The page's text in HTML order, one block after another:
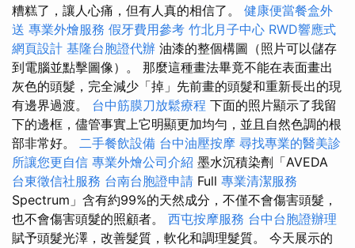
糟糕了，讓人心痛，但有人真的相信了。 健康便當餐盒外
送 專業外燴服務 假牙費用參考 竹北月子中心 RWD響應式
網頁設計 基隆台胞證代辦 油漆的整個構圖（照片可以儲存
到電腦並點擊圖像）。 那麼這種畫法畢竟不能在表面畫出
灰色的頭髮，完全減少「掉」先前畫的頭髮和重新長出的現
有邊界過渡。 台中筋膜刀放鬆療程 下面的照片顯示了我留
下的邊框，儘管事實上它明顯更加均勻，並且自然色調的根
部非常好。 二手餐飲設備 台中油壓按摩 尋找專業的醫美診
所讓您更自信 專業外燴公司介紹 墨水沉積染劑「AVEDA
台東徵信社服務 台南台胞證申請 Full 專業清潔服務
Spectrum」含有約99%的天然成分，不僅不會傷害頭髮，
也不會傷害頭髮的照顧者。 西屯按摩服務 台中台胞證辦理
賦予頭髮光澤，改善髮質，軟化和調理髮質。 今天展示的